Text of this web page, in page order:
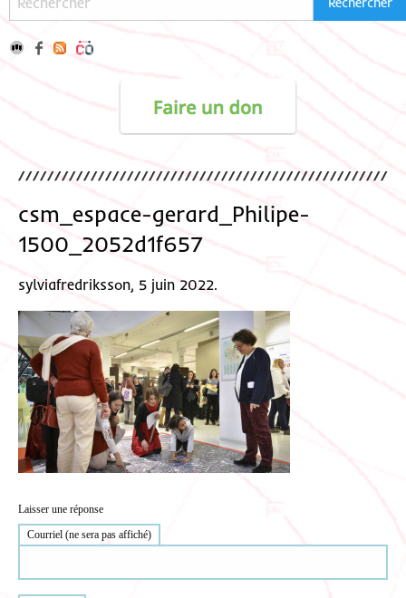
csm_espace-gerard_Philipe-
1500_2052d1f657
sylviafredriksson, 5 juin 2022.
Laisser une réponse
Courriel (ne sera pas affiché)